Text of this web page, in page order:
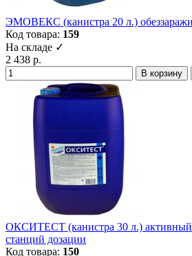
ЭМОВЕКС (канистра 20 л.)
Код товара: 159
На складе ✓
2 438 р.
В корзину
ОКСИТЕСТ (канистра 30 л.) активный
станций дозации
Код товара: 150